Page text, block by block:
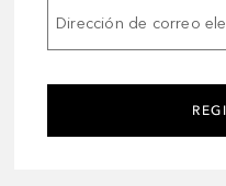
Dirección de correo